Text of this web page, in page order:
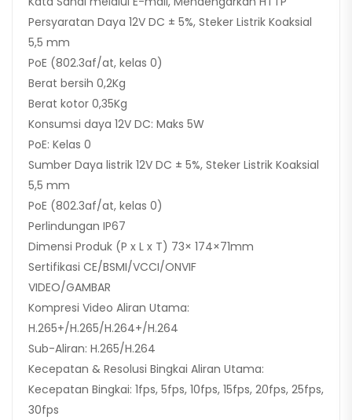
Persyaratan Daya 12V DC ± 5%, Steker Listrik Koaksial
5,5 mm
PoE (802.3af/at, kelas 0)
Berat bersih 0,2Kg
Berat kotor 0,35Kg
Konsumsi daya 12V DC: Maks 5W
PoE: Kelas 0
Sumber Daya listrik 12V DC ± 5%, Steker Listrik Koaksial
5,5 mm
PoE (802.3af/at, kelas 0)
Perlindungan IP67
Dimensi Produk (P x L x T) 73× 174×71mm
Sertifikasi CE/BSMI/VCCI/ONVIF
VIDEO/GAMBAR
Kompresi Video Aliran Utama:
H.265+/H.265/H.264+/H.264
Sub-Aliran: H.265/H.264
Kecepatan & Resolusi Bingkai Aliran Utama:
Kecepatan Bingkai: 1fps, 5fps, 10fps, 15fps, 20fps, 25fps,
30fps